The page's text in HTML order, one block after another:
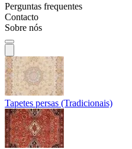
Perguntas frequentes
Contacto
Sobre nós
Tapetes persas (Tradicionais)